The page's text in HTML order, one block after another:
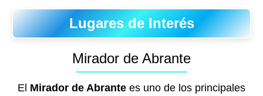
Lugares de Interés
Mirador de Abrante
El Mirador de Abrante es uno de los principales